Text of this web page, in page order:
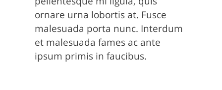
ornare urna lobortis at. Fusce
malesuada porta nunc. Interdum
et malesuada fames ac ante
ipsum primis in faucibus.